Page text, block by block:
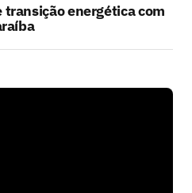
energética com